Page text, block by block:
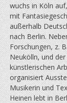
wuchs in Köln
mit
außerhalb
nach Berlin.
Forschungen, z.
Neukölln, und
künstlerischen
organisiert
Musikerin und
Heinen lebt in